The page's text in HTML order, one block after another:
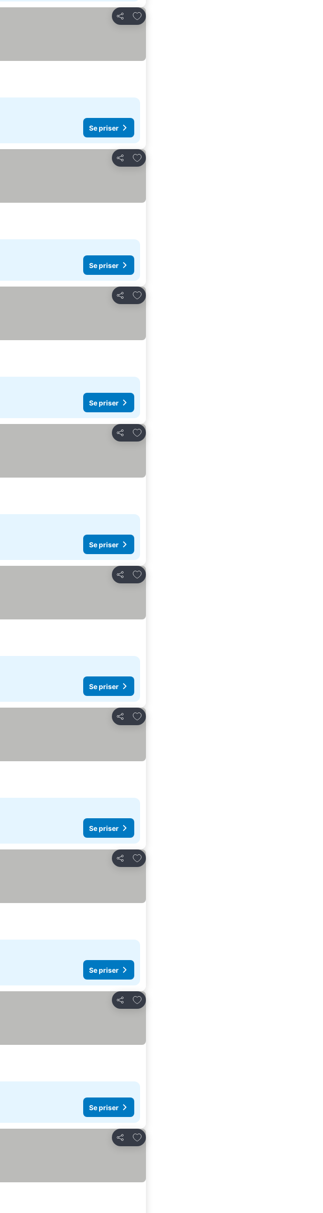
Del
Føj til favoritter
Se priser
Del
Føj til favoritter
Se priser
Del
Føj til favoritter
Se priser
Del
Føj til favoritter
Se priser
Del
Føj til favoritter
Se priser
Del
Føj til favoritter
Se priser
Del
Føj til favoritter
Se priser
Del
Føj til favoritter
Se priser
Del
Føj til favoritter